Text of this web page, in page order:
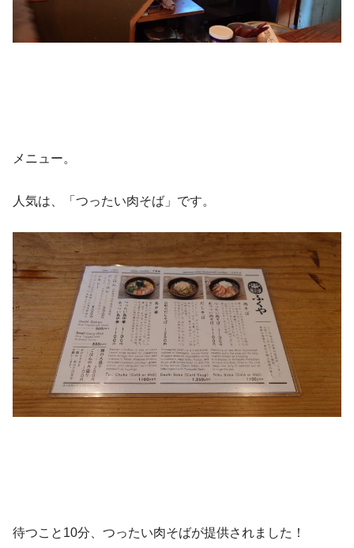
メニュー。
人気は、「つったい肉そば」です。
待つこと10分、つったい肉そばが提供されました！